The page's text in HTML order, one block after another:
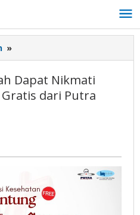
»
BRK
Dapat
Nikmati
Putra
Hospital
Dapat Nikmati
dari Putra